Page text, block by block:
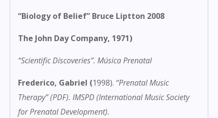
“Biology of Belief” Bruce Liptton 2008
The John Day Company, 1971)
“Scientific Discoveries”. Música Prenatal
Frederico, Gabriel (1998). “Prenatal Music
Therapy”(PDF). IMSPD (International Music Society
for Prenatal Development).